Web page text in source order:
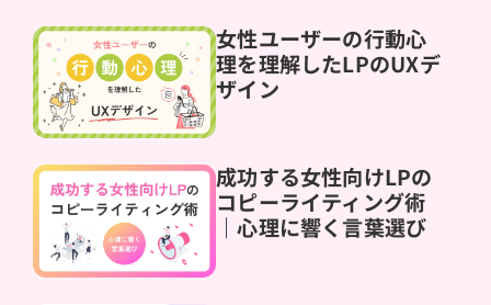
女性ユーザーの行動心
理を理解したLPのUXデ
ザイン
成功する女性向けLPの
コピーライティング術
｜心理に響く言葉選び